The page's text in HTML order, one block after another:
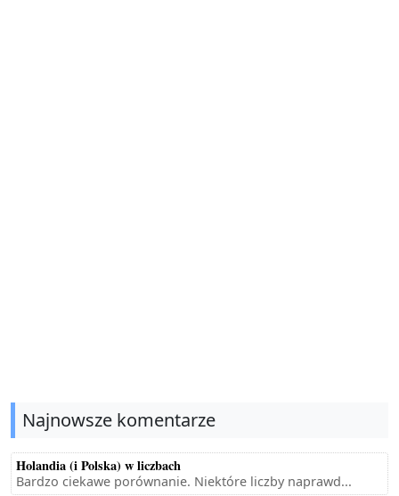
Najnowsze komentarze
Holandia (i Polska) w liczbach
Bardzo ciekawe porównanie. Niektóre liczby naprawd...